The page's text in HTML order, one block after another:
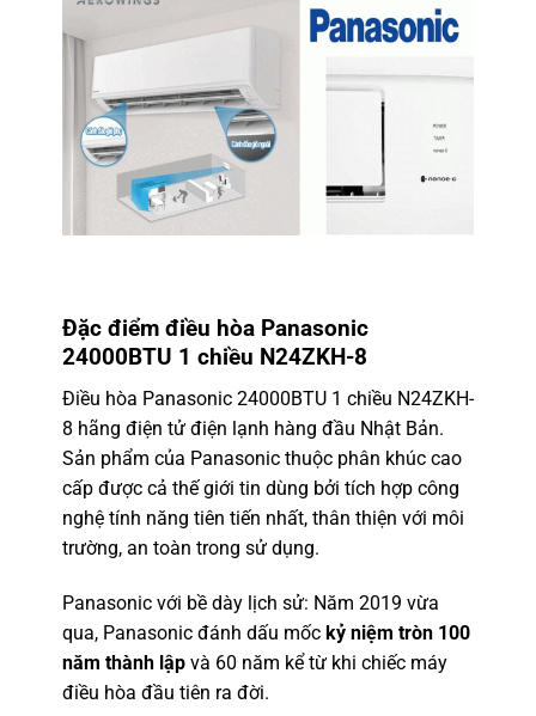
Đặc điểm điều hòa Panasonic
24000BTU 1 chiều N24ZKH-8
Điều hòa Panasonic 24000BTU 1 chiều N24ZKH-
8 hãng điện tử điện lạnh hàng đầu Nhật Bản.
Sản phẩm của Panasonic thuộc phân khúc cao
cấp được cả thế giới tin dùng bởi tích hợp công
nghệ tính năng tiên tiến nhất, thân thiện với môi
trường, an toàn trong sử dụng.
Panasonic với bề dày lịch sử: Năm 2019 vừa
qua, Panasonic đánh dấu mốc kỷ niệm tròn 100
năm thành lậpvà 60 năm kể từ khi chiếc máy
điều hòa đầu tiên ra đời.